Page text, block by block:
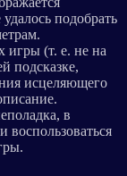
подобрать
игры (т. е. не на
подсказке,
исцеляющего
в
воспользоваться